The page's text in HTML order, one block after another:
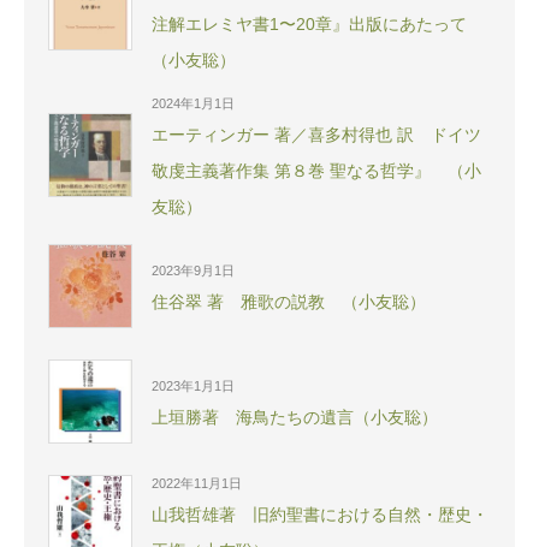
注解エレミヤ書1〜20章』出版にあたって
（小友聡）
2024年1月1日
エーティンガー 著／喜多村得也 訳 ドイツ
敬虔主義著作集 第８巻 聖なる哲学』 （小
友聡）
2023年9月1日
住谷翠 著 雅歌の説教 （小友聡）
2023年1月1日
上垣勝著 海鳥たちの遺言（小友聡）
2022年11月1日
山我哲雄著 旧約聖書における自然・歴史・